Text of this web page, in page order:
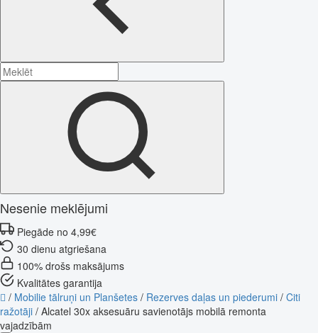
Nesenie meklējumi
Piegāde no 4,99€
30 dienu atgriešana
100% drošs maksājums
Kvalitātes garantija
/ Mobilie tālruņi un Planšetes / Rezerves daļas un piederumi / Citi
ražotāji / Alcatel 30x aksesuāru savienotājs mobilā remonta
vajadzībām